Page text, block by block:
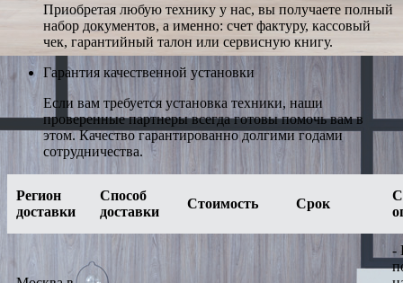
Приобретая любую технику у нас, вы получаете полный
набор документов, а именно: счет фактуру, кассовый
чек, гарантийный талон или сервисную книгу.
Гарантия качественной установки
Если вам требуется установка техники, наши
проверенные партнеры всегда готовы помочь вам в
этом. Качество гарантированно долгими годами
сотрудничества.
Регион
доставки
Способ
доставки
Стоимость Срок
-